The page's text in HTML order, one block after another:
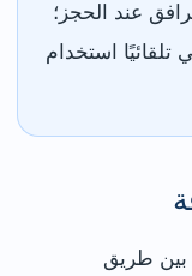
عند الحجز؛
تلقائيًا استخدام
بين طريق